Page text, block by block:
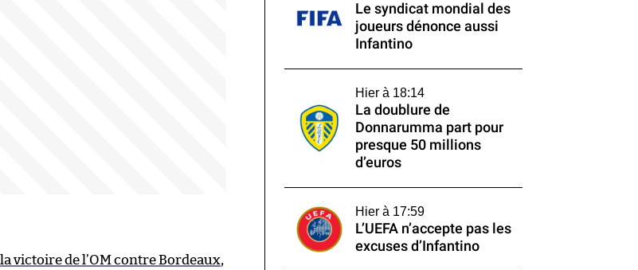
la victoire de l’OM contre Bordeaux,
Le syndicat mondial des
joueurs dénonce aussi
Infantino
Hier à 18:14
La doublure de
Donnarumma part pour
presque 50 millions
d’euros
Hier à 17:59
L’UEFA n’accepte pas les
excuses d’Infantino